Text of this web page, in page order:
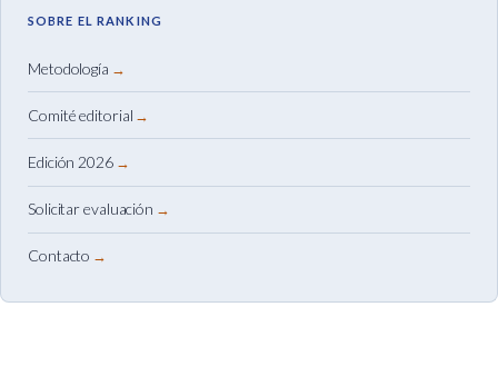
SOBRE EL RANKING
Metodología
Comité editorial
Edición 2026
Solicitar evaluación
Contacto